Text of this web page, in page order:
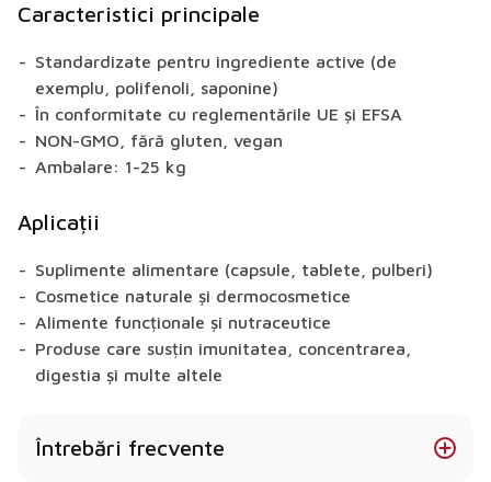
Caracteristici principale
Standardizate pentru ingrediente active (de
exemplu, polifenoli, saponine)
În conformitate cu reglementările UE și EFSA
NON-GMO, fără gluten, vegan
Ambalare: 1-25 kg
Aplicații
Suplimente alimentare (capsule, tablete, pulberi)
Cosmetice naturale și dermocosmetice
Alimente funcționale și nutraceutice
Produse care susțin imunitatea, concentrarea,
digestia și multe altele
Întrebări frecvente